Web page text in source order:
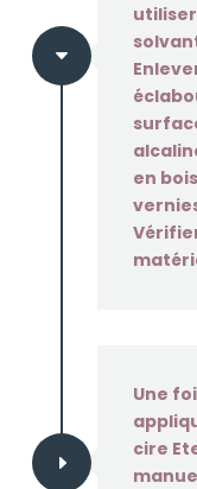
C
en
E
Une
cire